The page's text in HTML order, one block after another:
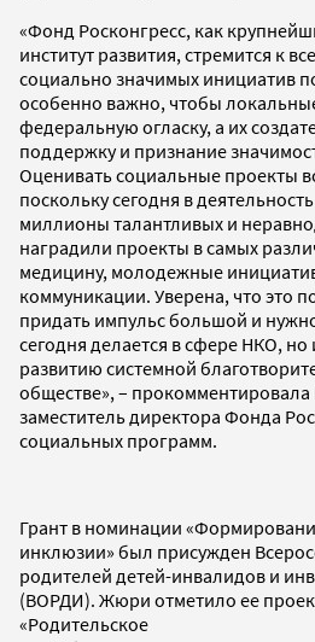
«Фонд Росконгресс, как
институт развития, стремится к
социально значимых инициатив
особенно важно, чтобы
федеральную огласку, а их
поддержку и признание
Оценивать социальные проекты
поскольку сегодня в
миллионы талантливых и
наградили проекты в самых
медицину, молодежные
коммуникации. Уверена, что это
придать импульс большой и
сегодня делается в сфере НКО, но
развитию системной
обществе», –
заместитель директора Фонда
социальных программ.
Грант в номинации
инклюзии» был присужден
родителей детей-инвалидов и
(ВОРДИ). Жюри отметило ее
«Родительское